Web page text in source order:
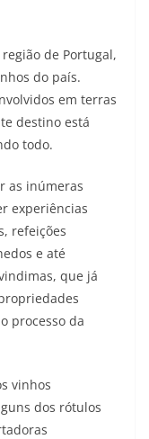
de Portugal,
do país.
em terras
destino está
todo.
as inúmeras
experiências
refeições
e até
que já
processo da
vinhos
dos rótulos